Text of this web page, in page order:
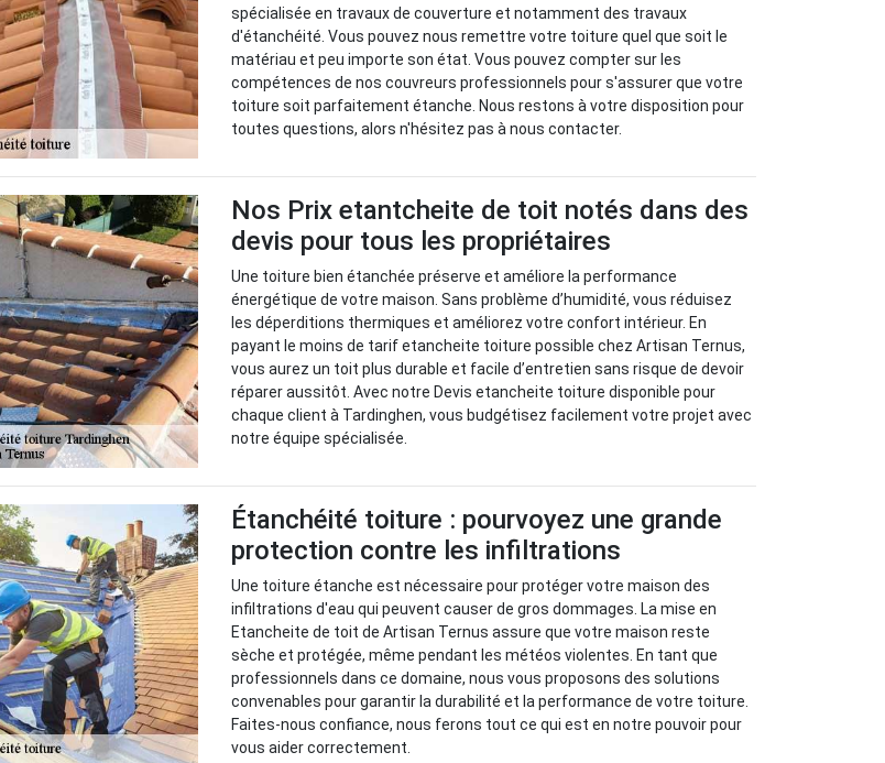
spécialisée en travaux de couverture et notamment des travaux
d'étanchéité. Vous pouvez nous remettre votre toiture quel que soit le
matériau et peu importe son état. Vous pouvez compter sur les
compétences de nos couvreurs professionnels pour s'assurer que votre
toiture soit parfaitement étanche. Nous restons à votre disposition pour
toutes questions, alors n'hésitez pas à nous contacter.
Nos Prix etantcheite de toit notés dans des
devis pour tous les propriétaires
Une toiture bien étanchée préserve et améliore la performance
énergétique de votre maison. Sans problème d’humidité, vous réduisez
les déperditions thermiques et améliorez votre confort intérieur. En
payant le moins de tarif etancheite toiture possible chez Artisan Ternus,
vous aurez un toit plus durable et facile d’entretien sans risque de devoir
réparer aussitôt. Avec notre Devis etancheite toiture disponible pour
chaque client à Tardinghen, vous budgétisez facilement votre projet avec
notre équipe spécialisée.
Étanchéité toiture : pourvoyez une grande
protection contre les infiltrations
Une toiture étanche est nécessaire pour protéger votre maison des
infiltrations d'eau qui peuvent causer de gros dommages. La mise en
Etancheite de toit de Artisan Ternus assure que votre maison reste
sèche et protégée, même pendant les météos violentes. En tant que
professionnels dans ce domaine, nous vous proposons des solutions
convenables pour garantir la durabilité et la performance de votre toiture.
Faites-nous confiance, nous ferons tout ce qui est en notre pouvoir pour
vous aider correctement.